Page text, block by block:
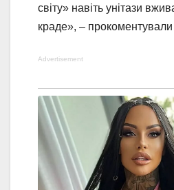
світу» навіть унітази
краде», –
Advertisement